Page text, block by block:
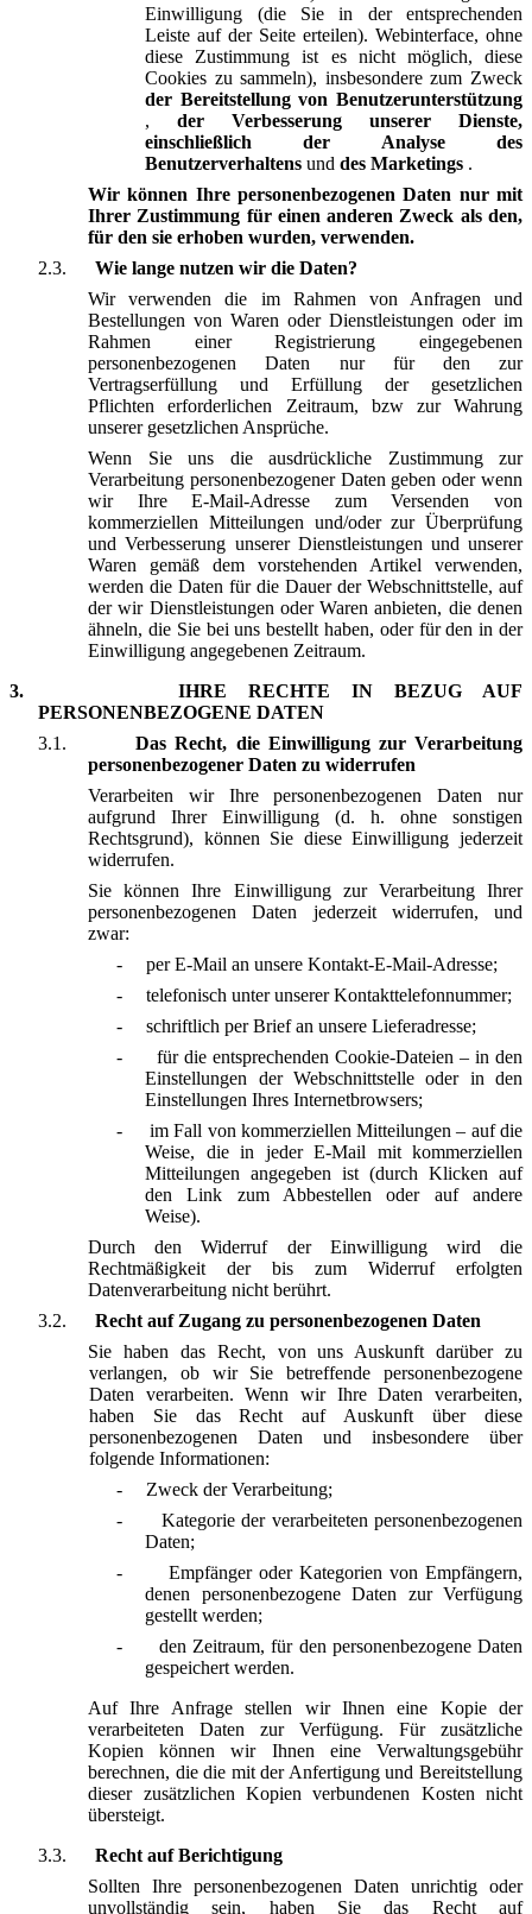
Einwilligung (die Sie in der entsprechenden
Leiste auf der Seite erteilen). Webinterface, ohne
diese Zustimmung ist es nicht möglich, diese
Cookies zu sammeln), insbesondere zum Zweck
der Bereitstellung von Benutzerunterstützung
,der Verbesserung unserer Dienste,
einschließlich der Analyse des
Benutzerverhaltens unddes Marketings .
Wir können Ihre personenbezogenen Daten nur mit
Ihrer Zustimmung für einen anderen Zweck als den,
für den sie erhoben wurden, verwenden.
2.3.
Wie lange nutzen wir die Daten?
Wir verwenden die im Rahmen von Anfragen und
Bestellungen von Waren oder Dienstleistungen oder im
Rahmen einer Registrierung eingegebenen
personenbezogenen Daten nur für den zur
Vertragserfüllung und Erfüllung der gesetzlichen
Pflichten erforderlichen Zeitraum, bzw zur Wahrung
unserer gesetzlichen Ansprüche.
Wenn Sie uns die ausdrückliche Zustimmung zur
Verarbeitung personenbezogener Daten geben oder wenn
wir Ihre E-Mail-Adresse zum Versenden von
kommerziellen Mitteilungen und/oder zur Überprüfung
und Verbesserung unserer Dienstleistungen und unserer
Waren gemäß dem vorstehenden Artikel verwenden,
werden die Daten für die Dauer der Webschnittstelle, auf
der wir Dienstleistungen oder Waren anbieten, die denen
ähneln, die Sie bei uns bestellt haben, oder für den in der
Einwilligung angegebenen Zeitraum.
3.
IHRE RECHTE IN BEZUG AUF
PERSONENBEZOGENE DATEN
3.1.
Das Recht, die Einwilligung zur Verarbeitung
personenbezogener Daten zu widerrufen
Verarbeiten wir Ihre personenbezogenen Daten nur
aufgrund Ihrer Einwilligung (d. h. ohne sonstigen
Rechtsgrund), können Sie diese Einwilligung jederzeit
widerrufen.
Sie können Ihre Einwilligung zur Verarbeitung Ihrer
personenbezogenen Daten jederzeit widerrufen, und
zwar:
-
per E-Mail an unsere Kontakt-E-Mail-Adresse;
-
telefonisch unter unserer Kontakttelefonnummer;
-
schriftlich per Brief an unsere Lieferadresse;
-
für die entsprechenden Cookie-Dateien – in den
Einstellungen der Webschnittstelle oder in den
Einstellungen Ihres Internetbrowsers;
-
im Fall von kommerziellen Mitteilungen – auf die
Weise, die in jeder E-Mail mit kommerziellen
Mitteilungen angegeben ist (durch Klicken auf
den Link zum Abbestellen oder auf andere
Weise).
Durch den Widerruf der Einwilligung wird die
Rechtmäßigkeit der bis zum Widerruf erfolgten
Datenverarbeitung nicht berührt.
3.2.
Recht auf Zugang zu personenbezogenen Daten
Sie haben das Recht, von uns Auskunft darüber zu
verlangen, ob wir Sie betreffende personenbezogene
Daten verarbeiten. Wenn wir Ihre Daten verarbeiten,
haben Sie das Recht auf Auskunft über diese
personenbezogenen Daten und insbesondere über
folgende Informationen:
-
Zweck der Verarbeitung;
-
Kategorie der verarbeiteten personenbezogenen
Daten;
-
Empfänger oder Kategorien von Empfängern,
denen personenbezogene Daten zur Verfügung
gestellt werden;
-
den Zeitraum, für den personenbezogene Daten
gespeichert werden.
Auf Ihre Anfrage stellen wir Ihnen eine Kopie der
verarbeiteten Daten zur Verfügung. Für zusätzliche
Kopien können wir Ihnen eine Verwaltungsgebühr
berechnen, die die mit der Anfertigung und Bereitstellung
dieser zusätzlichen Kopien verbundenen Kosten nicht
übersteigt.
3.3.
Recht auf Berichtigung
Sollten Ihre personenbezogenen Daten unrichtig oder
unvollständig sein, haben Sie das Recht auf